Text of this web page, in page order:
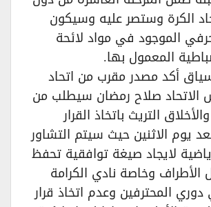
الكرة وستصر عليه وسيكون
الموجود في مواد لائحة
المعمول بها.
أكد مصدر مقرب من اتحاد
الاتحاد صلاح رمضان سيطلب من
التريث باتخاذ القرار
يوم الاثنين حيث سيتم التشاور
لايجاد صيغة توافقية تحفظ
وخاصة نادي الكرامة
المحترفين وعدم اتخاذ قرار